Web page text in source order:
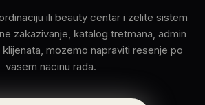
ili beauty centar i zelite sistem
zakazivanje, katalog tretmana, admin
mozemo napraviti resenje po
vasem nacinu rada.